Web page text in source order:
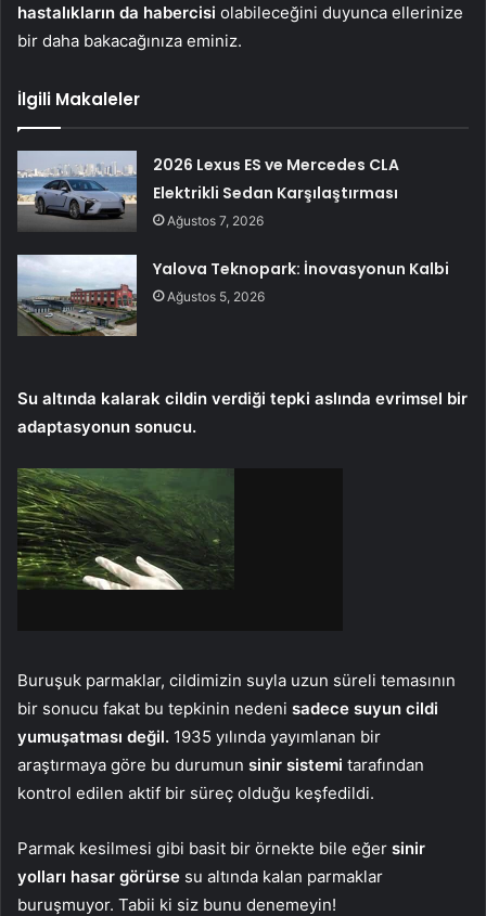
hastalıkların da habercisi olabileceğini duyunca ellerinize
bir daha bakacağınıza eminiz.
İlgili Makaleler
2026 Lexus ES ve Mercedes CLA
Elektrikli Sedan Karşılaştırması
Ağustos 7, 2026
Yalova Teknopark: İnovasyonun Kalbi
Ağustos 5, 2026
Su altında kalarak cildin verdiği tepki aslında evrimsel bir
adaptasyonun sonucu.
Buruşuk parmaklar, cildimizin suyla uzun süreli temasının
bir sonucu fakat bu tepkinin nedeni sadece suyun cildi
yumuşatması değil. 1935 yılında yayımlanan bir
araştırmaya göre bu durumun sinir sistemi tarafından
kontrol edilen aktif bir süreç olduğu keşfedildi.
Parmak kesilmesi gibi basit bir örnekte bile eğer sinir
yolları hasar görürse su altında kalan parmaklar
buruşmuyor. Tabii ki siz bunu denemeyin!